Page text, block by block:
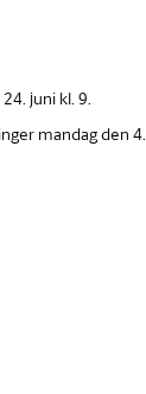
juni kl. 9.
mandag den 4.